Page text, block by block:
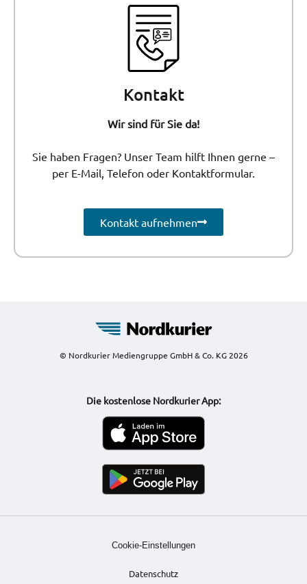
Kontakt
Wir sind für Sie da!
Sie haben Fragen? Unser Team hilft Ihnen gerne –
per E-Mail, Telefon oder Kontaktformular.
Kontakt aufnehmen
© Nordkurier Mediengruppe GmbH & Co. KG 2026
Die kostenlose Nordkurier App:
Cookie-Einstellungen
Datenschutz